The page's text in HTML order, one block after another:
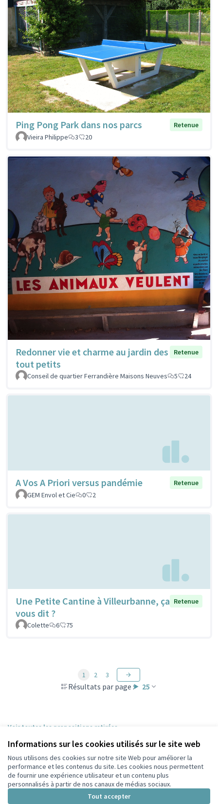
Informations sur les cookies utilisés sur le site web
Nous utilisons des cookies sur notre site Web pour améliorer la
performance et les contenus du site. Les cookies nous permettent
de fournir une expérience utilisateur et un contenu plus
personnalisés à partir de nos canaux de médias sociaux.
Tout accepter
Ping Pong Park dans nos parcs
Retenue
Vieira Philippe
3 20
Redonner vie et charme au jardin des
tout petits
Retenue
Conseil de quartier Ferrandière Maisons Neuves 5 24
A Vos A Priori versus pandémie
Retenue
GEM Envol et Cie
0 2
Une Petite Cantine à Villeurbanne, ça
vous dit ?
Retenue
Colette 6 75
Résultats par page : 25
1 2 3
Voir toutes les propositions retirées
Conditions d'utilisation
Paramètres des cookies
Participez Villeurbanne sur X
(Lien externe)
Participez Villeurbanne sur Facebook
Participez Villeurbanne sur Instagram
Participez Villeurbanne sur YouTube
(Lien externe)